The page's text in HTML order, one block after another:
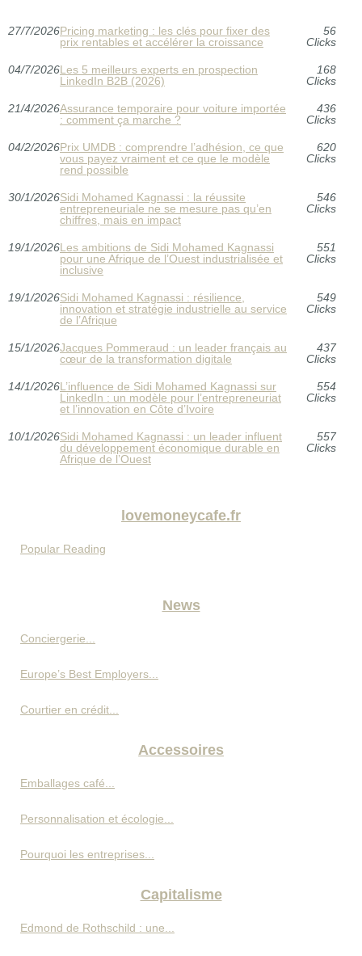
27/7/2026Pricing marketing : les clés pour fixer des
prix rentables et accélérer la croissance
56
Clicks
04/7/2026Les 5 meilleurs experts en prospection
LinkedIn B2B (2026)
168
Clicks
21/4/2026Assurance temporaire pour voiture importée
: comment ça marche ?
436
Clicks
04/2/2026Prix UMDB : comprendre l’adhésion, ce que
vous payez vraiment et ce que le modèle
rend possible
620
Clicks
30/1/2026Sidi Mohamed Kagnassi : la réussite
entrepreneuriale ne se mesure pas qu’en
chiffres, mais en impact
546
Clicks
19/1/2026Les ambitions de Sidi Mohamed Kagnassi
pour une Afrique de l’Ouest industrialisée et
inclusive
551
Clicks
19/1/2026Sidi Mohamed Kagnassi : résilience,
innovation et stratégie industrielle au service
de l’Afrique
549
Clicks
15/1/2026Jacques Pommeraud : un leader français au
cœur de la transformation digitale
437
Clicks
14/1/2026L’influence de Sidi Mohamed Kagnassi sur
LinkedIn : un modèle pour l’entrepreneuriat
et l’innovation en Côte d’Ivoire
554
Clicks
10/1/2026Sidi Mohamed Kagnassi : un leader influent
du développement économique durable en
Afrique de l’Ouest
557
Clicks
lovemoneycafe.fr
Popular Reading
News
Conciergerie...
Europe’s Best Employers...
Courtier en crédit...
Accessoires
Emballages café...
Personnalisation et écologie...
Pourquoi les entreprises...
Capitalisme
Edmond de Rothschild : une...